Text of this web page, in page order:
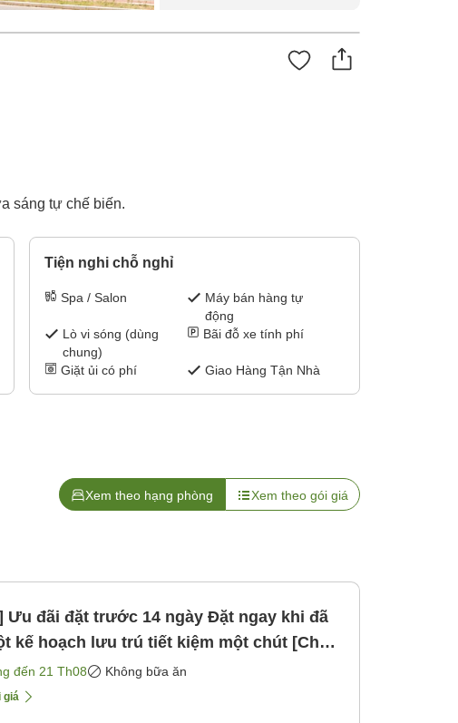
sáng tự chế biến.
Tiện nghi chỗ nghỉ
Spa / Salon
Máy bán hàng tự
động
Lò vi sóng (dùng
chung)
Bãi đỗ xe tính phí
Giặt ủi có phí Giao Hàng Tận Nhà
Xem theo hạng phòng Xem theo gói giá
kế hoạch lưu trú tiết kiệm một chút [Chỉ
[Không bao gồm bữa ăn]
đến 21 Th08 Không bữa ăn
giá